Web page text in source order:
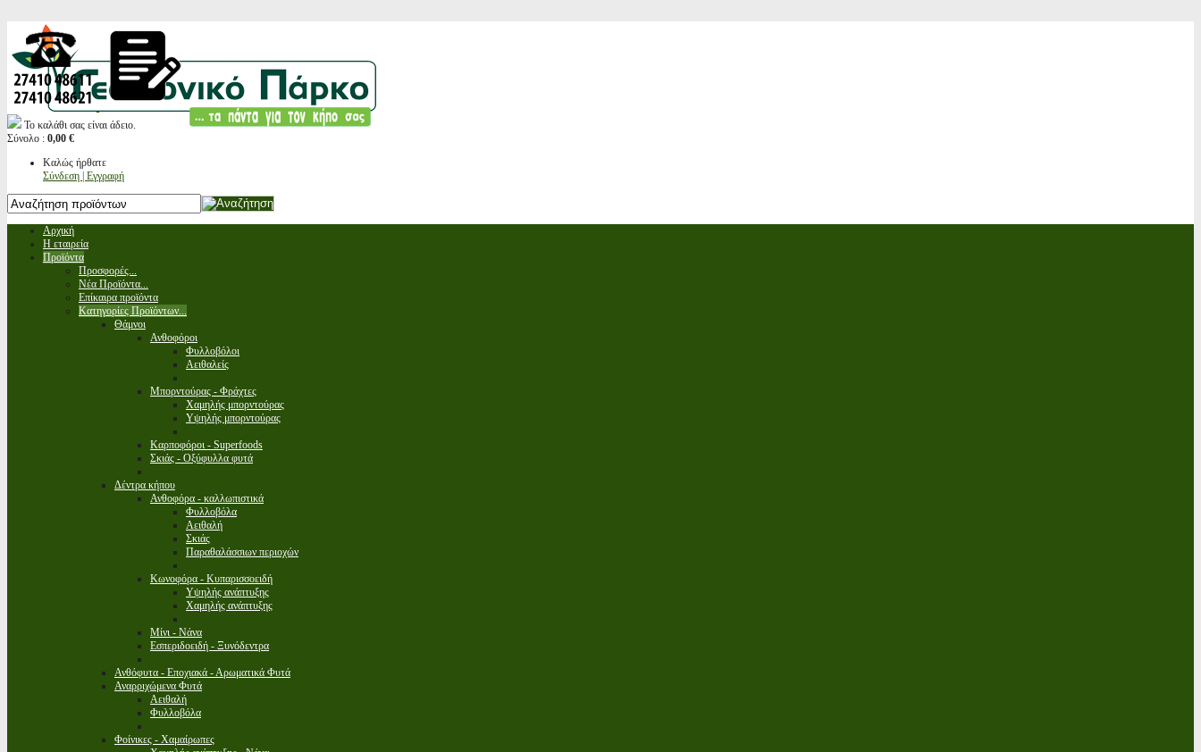
Το καλάθι σας είναι άδειο.
Σύνολο : 0,00 €
Καλώς ήρθατε
Σύνδεση | Εγγραφή
Αρχική
Η εταιρεία
Προϊόντα
Προσφορές...
Νέα Προϊόντα...
Επίκαιρα προϊόντα
Κατηγορίες Προϊόντων...
Θάμνοι
Ανθοφόροι
Φυλλοβόλοι
Αειθαλείς
Μπορντούρας - Φράχτες
Χαμηλής μπορντούρας
Υψηλής μπορντούρας
Καρποφόροι - Superfoods
Σκιάς - Οξύφυλλα φυτά
Δέντρα κήπου
Ανθοφόρα - καλλωπιστικά
Φυλλοβόλα
Αειθαλή
Σκιάς
Παραθαλάσσιων περιοχών
Κωνοφόρα - Κυπαρισσοειδή
Υψηλής ανάπτυξης
Χαμηλής ανάπτυξης
Μίνι - Νάνα
Εσπεριδοειδή - Ξυνόδεντρα
Ανθόφυτα - Εποχιακά - Αρωματικά Φυτά
Αναρριχώμενα Φυτά
Αειθαλή
Φυλλοβόλα
Φοίνικες - Χαμαίρωπες